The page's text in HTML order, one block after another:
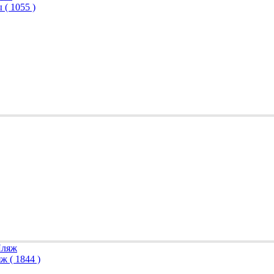
( 1055 )
( 1844 )